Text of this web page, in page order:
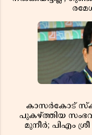
കാസർകോട്
പുകഴ്ത്തിയ
മുനീർ; പിഎം